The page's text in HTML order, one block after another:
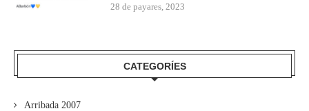
28 de payares, 2023
CATEGORÍES
Arribada 2007